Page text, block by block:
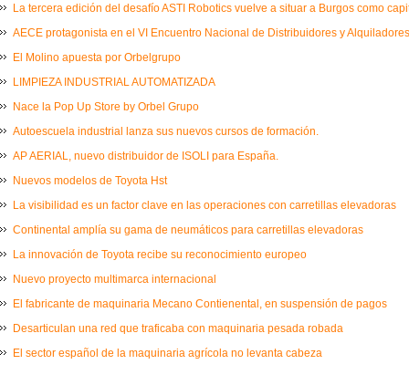
La tercera edición del desafío ASTI Robotics vuelve a situar a Burgos como
AECE protagonista en el VI Encuentro Nacional de Distribuidores y
El Molino apuesta por Orbelgrupo
LIMPIEZA INDUSTRIAL AUTOMATIZADA
Nace la Pop Up Store by Orbel Grupo
Autoescuela industrial lanza sus nuevos cursos de formación.
AP AERIAL, nuevo distribuidor de ISOLI para España.
Nuevos modelos de Toyota Hst
La visibilidad es un factor clave en las operaciones con carretillas elevadoras
Continental amplía su gama de neumáticos para carretillas elevadoras
La innovación de Toyota recibe su reconocimiento europeo
Nuevo proyecto multimarca internacional
El fabricante de maquinaria Mecano Contienental, en suspensión de pagos
Desarticulan una red que traficaba con maquinaria pesada robada
El sector español de la maquinaria agrícola no levanta cabeza